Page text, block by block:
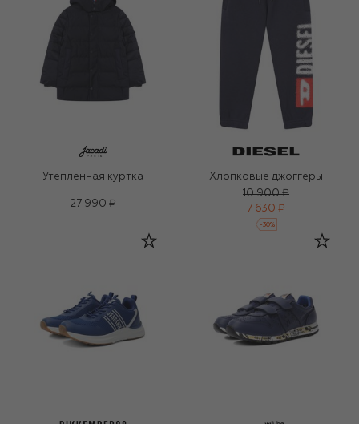
Утепленная куртка
27 990 ₽
Хлопковые джоггеры
10 900 ₽
7 630 ₽
-30%